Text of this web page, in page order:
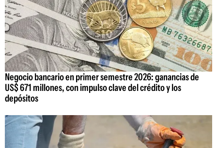
Negocio bancario en primer semestre 2026: ganancias de
US$ 671 millones, con impulso clave del crédito y los
depósitos